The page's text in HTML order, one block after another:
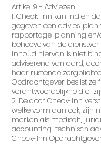
Artikel 9 - Adviezen
1. Check-Inn kan indien
gegeven een advies,
rapportage, planning
behoeve van de
inhoud hiervan is niet
adviserend van aard,
haar rustende
Opdrachtgever beslist
verantwoordelijkheid of
2. De door Check-Inn
welke vorm dan ook, zijn
merken als medisch,
accounting-technisch
Check-Inn